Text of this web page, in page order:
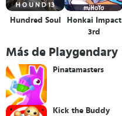
Hundred Soul
Honkai Impact
3rd
Más de Playgendary
Pinatamasters
Kick the Buddy